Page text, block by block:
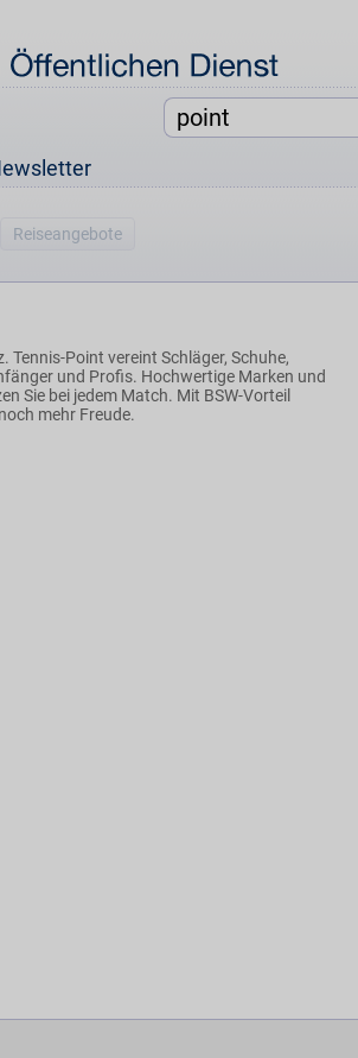
Reiseangebote
Tennis-Point vereint Schläger, Schuhe,
und Profis. Hochwertige Marken und
Sie bei jedem Match. Mit BSW-Vorteil
mehr Freude.